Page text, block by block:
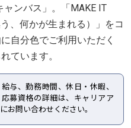
ャンバス」。「MAKE IT
、何かが生まれる）」をコ
自分色でご利用いただく
ています。
与、勤務時間、休日・休暇、
募資格の詳細は、キャリアア
お問い合わせください。